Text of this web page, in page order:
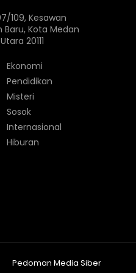
109, Kesawan
Kota Medan
20111
Ekonomi
Pendidikan
Misteri
Sosok
Internasional
Hiburan
Pedoman Media Siber